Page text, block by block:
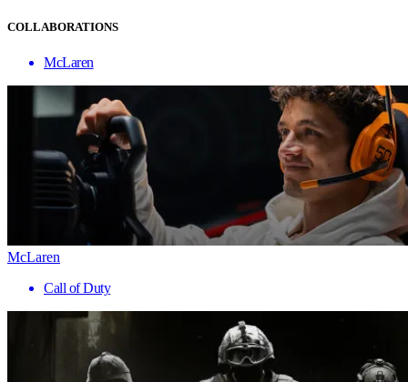
COLLABORATIONS
McLaren
McLaren
Call of Duty